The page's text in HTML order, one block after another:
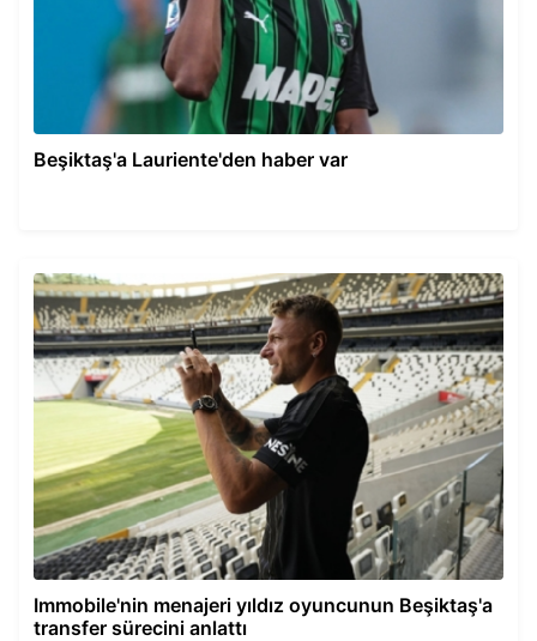
Beşiktaş'a Lauriente'den haber var
Immobile'nin menajeri yıldız oyuncunun Beşiktaş'a
transfer sürecini anlattı